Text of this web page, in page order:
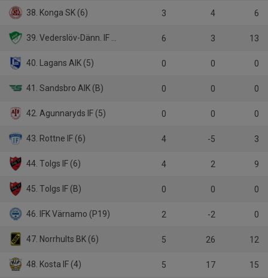
38. Konga SK (6) 3 4 6
39. Vederslöv-Dänn. IF (B) 6 3 13
40. Lagans AIK (5) 0 0 0
41. Sandsbro AIK (B) 0 0 0
42. Agunnaryds IF (5) 0 0 0
43. Rottne IF (6) 4 -5 3
44. Tolgs IF (6) 4 2 9
45. Tolgs IF (B) 0 0 0
46. IFK Värnamo (P19) 2 -2 0
47. Norrhults BK (6) 5 26 12
48. Kosta IF (4) 5 17 15